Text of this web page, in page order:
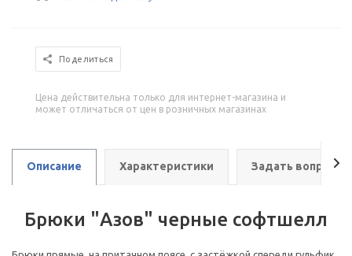
Поделиться
Цена действительна только для интернет-магазина и
может отличаться от цен в розничных магазинах
Описание Характеристики Задать вопрос
Брюки "Азов" черные софтшелл